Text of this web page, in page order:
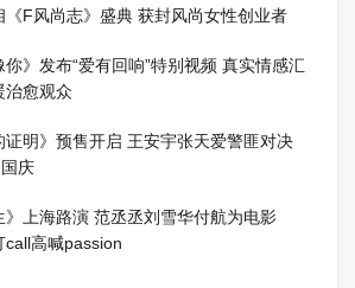
《F风尚志》盛典 获封风尚女性创业者
》发布“爱有回响”特别视频 真实情感汇
治愈观众
证明》预售开启 王安宇张天爱警匪对决
庆
》上海路演 范丞丞刘雪华付航为电影
call高喊passion